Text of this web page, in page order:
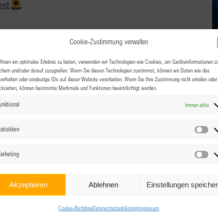
Cookie-Zustimmung verwalten
ein optimales Erlebnis zu bieten, verwenden wir Technologien wie Cookies, um Geräteinformationen
und/oder darauf zuzugreifen. Wenn Sie diesen Technologien zustimmst, können wir Daten wie das
oder eindeutige IDs auf dieser Website verarbeiten. Wenn Sie Ihre Zustimmung nicht erteilen oder
können bestimmte Merkmale und Funktionen beeinträchtigt werden.
Immer aktiv
Akzeptieren Ablehnen Einstellungen
Cookie-RichtlinieDatenschutzerklärungImpressum
62, 6020 Innsbruck Archenweg 62, Innsbruck
Zeit verbringen und uns über berufliche Ziele,
und vieles mehr austauschen… Sei dabei und [...]